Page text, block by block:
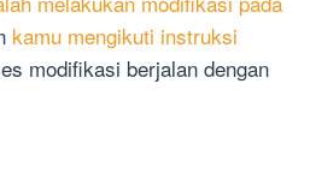
kamu mengikuti instruksi
modifikasi berjalan dengan